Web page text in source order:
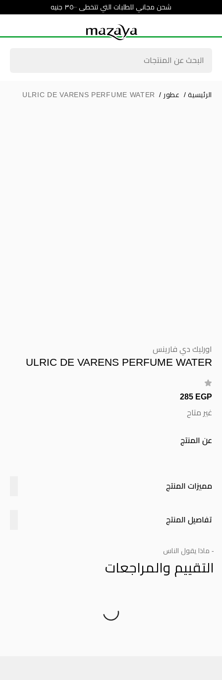
شحن مجاني للطلبات التي تتخطى ٣٥٠٠ جنيه
الرئيسية / عطور /
ULRIC DE VARENS PERFUME WATER
اورليك دي فارينس
ULRIC DE VARENS PERFUME WATER
285 EGP
غير متاح
عن المنتج
مميزات المنتج
تفاصيل المنتج
- ماذا يقول الناس
التقييم والمراجعات